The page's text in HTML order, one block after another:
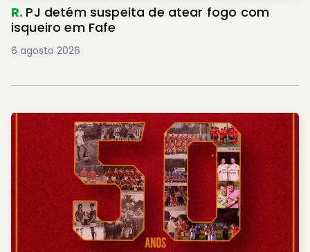
R. PJ detém suspeita de atear fogo com
isqueiro em Fafe
6 agosto 2026